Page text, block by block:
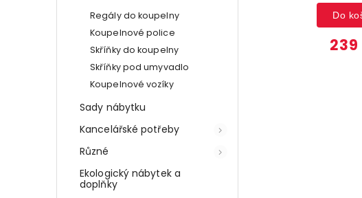
Regály do koupelny
Koupelnové police
Skříňky do koupelny
Skříňky pod umyvadlo
Koupelnové vozíky
Sady nábytku
Kancelářské potřeby
Různé
Ekologický nábytek a
doplňky
239
Do